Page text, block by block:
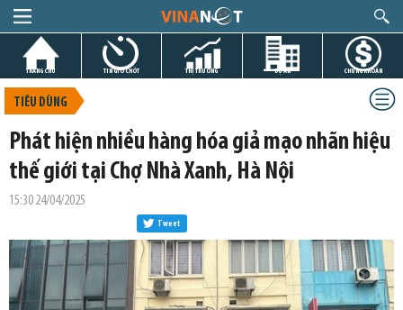
TRANG CHỦ TIN GIỜ CHÓT THỊ TRƯỜNG DỰ ÁN CHỨNG KHOÁN
TIÊU DÙNG
Phát hiện nhiều hàng hóa giả mạo nhãn hiệu
thế giới tại Chợ Nhà Xanh, Hà Nội
15:30 24/04/2025
Tweet